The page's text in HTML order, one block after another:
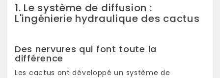
1. Le système de diffusion :
L'ingénierie hydraulique des cactus
Des nervures qui font toute la
différence
Les cactus ont développé un système de